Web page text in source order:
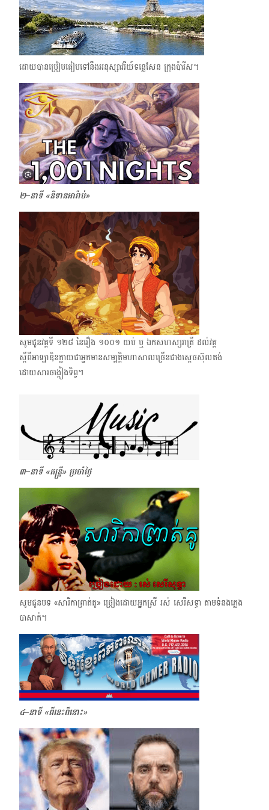
ដោយបានប្រៀបធៀបទៅនឹងអនុស្សាវរីយ៍ទន្លេសែន​ ក្រុងប៉ារីស។
២–នាទី «និទានអារ៉ាប់»
សូមជូនវគ្គទី ១២៨​ ​នៃរឿង​ ១០០១ ​យប់​ ឬ ឯកសហស្សរាត្រី ដល់វគ្គ
ស្ដីពីអាឡាឌិនក្លាយជាអ្នកមានសម្បត្តិមហាសាលច្រើនជាងស្ដេចស៊ុលតង់
ដោយសារចង្កៀងទិព្វ។
៣–នាទី «តន្ត្រី»​ប្រចាំថ្ងៃ
សូមជូនបទ «សារិកាព្រាត់គូ» ​ច្រៀងដោយអ្នកស្រី រស់ សេរីសទ្ធា តាមទំនងភ្លេង
បាសាក់។
៤–នាទី «ពីនេះពីនោះ»